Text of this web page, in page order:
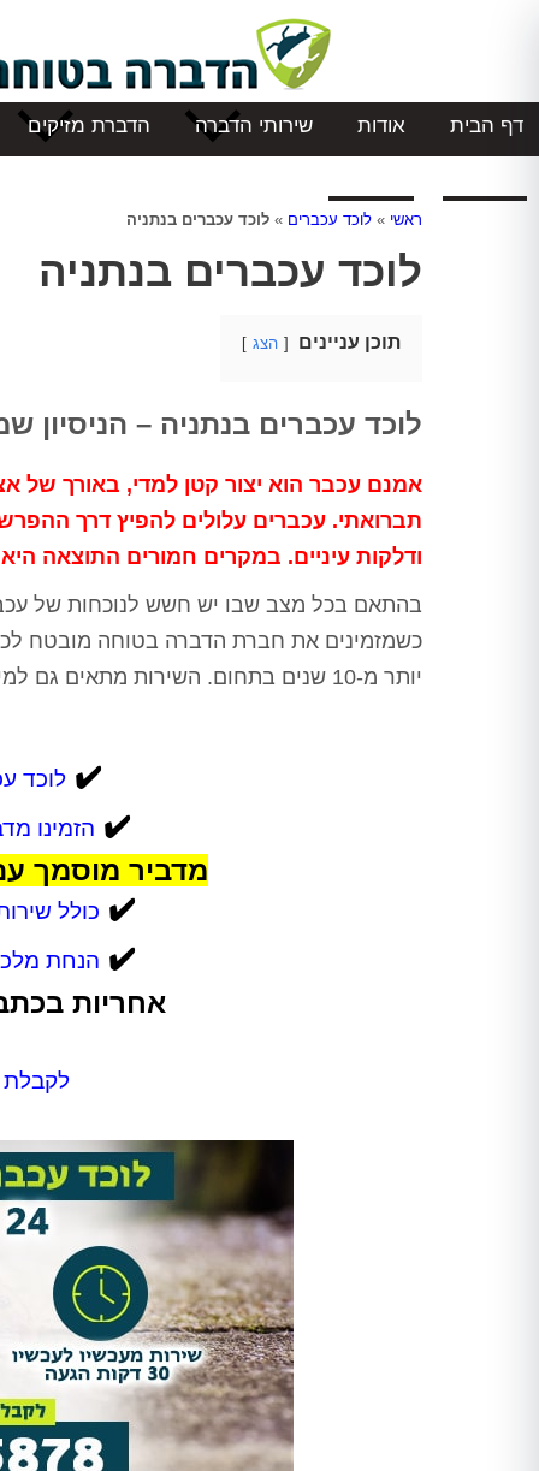
דף הבית אודות שירותי הדברה הדברת מזיקים
ראשי » לוכד עכברים » לוכד עכברים בנתניה
לוכד עכברים בנתניה
תוכן עניינים הצג
לוכד עכברים בנתניה –
אמנם עכבר הוא יצור קטן למדי, באורך
תברואתי. עכברים עלולים להפיץ דרך
ודלקות עיניים. במקרים חמורים התוצאה
בהתאם בכל מצב שבו יש חשש לנוכחות של
כשמזמינים את חברת הדברה בטוחה מובטח
יותר מ-10 שנים בתחום. השירות מתאים גם למי שנאלץ "לארח" חולדה, מכרסם גדול יותר ובעייתי יותר.
✔️לוכד
✔️ הזמינו
מדביר מוסמך
✔️ כולל שירות 24/7 בעבור תושבי נתניה
✔️ הנחת
אחריות
לקבלת
אריאל היה מקצועי מאוד מהשיחה
הראשונה. שלח לנו את אלדד ואחרי
חודש של גהנום סוף סוף יכולנו
להיכנס לחדר שהיה סגור בגלל שאי
אפשר היה לנשום בו. השירות היה
מדובר ב"עסק מסריח" (סבלנו מריח
הצוות דאג לטפל לנו בבעיה בצורה
אתי מתתיהו
אחרי לחץ ובהלה פניתי
בטוחה וקיבלתי שירות מהיר,
ואמין!